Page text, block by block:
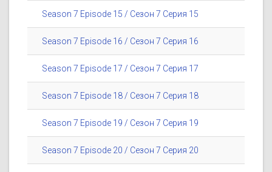
Season 7 Episode 15 / Сезон 7 Серия 15
Season 7 Episode 16 / Сезон 7 Серия 16
Season 7 Episode 17 / Сезон 7 Серия 17
Season 7 Episode 18 / Сезон 7 Серия 18
Season 7 Episode 19 / Сезон 7 Серия 19
Season 7 Episode 20 / Сезон 7 Серия 20